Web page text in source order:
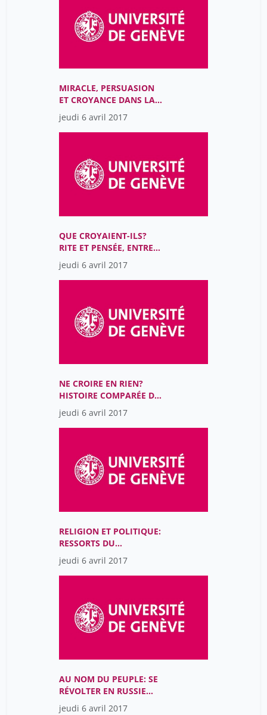
MIRACLE, PERSUASION
ET CROYANCE DANS LA
MÉDECINE (16E-21E
SIÈCLES)
jeudi 6 avril 2017
QUE CROYAIENT-ILS?
RITE ET PENSÉE, ENTRE
MÉDITERRANÉE
ANTIQUE, CHINE
ANCIENNE ET JAPON
jeudi 6 avril 2017
NE CROIRE EN RIEN?
HISTOIRE COMPARÉE DE
L’ATHÉISME ET DE
L’INCROYANCE
jeudi 6 avril 2017
RELIGION ET POLITIQUE:
RESSORTS DU
MOUVEMENT DES
DROITS CIVIQUES AUX
ÉTATS-UNIS?
jeudi 6 avril 2017
AU NOM DU PEUPLE: SE
RÉVOLTER EN RUSSIE
TSARISTE (1825-1917)
jeudi 6 avril 2017